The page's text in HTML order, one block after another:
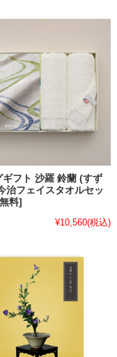
ギフト 沙羅 鈴蘭 (すず
治フェイスタオルセッ
料]
¥10,560(税込)